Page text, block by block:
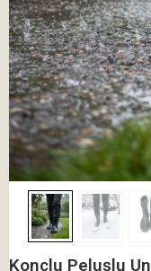
Konçlu Peluşlu